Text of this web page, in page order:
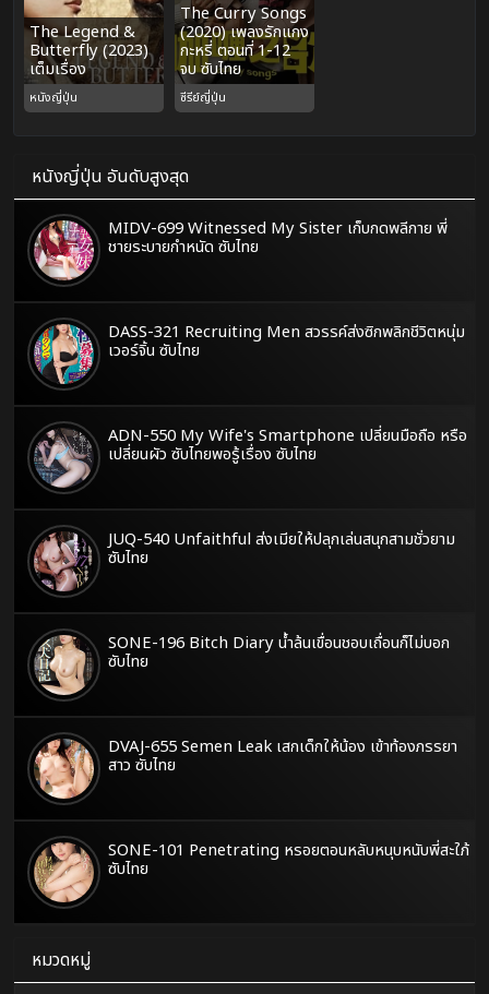
The Legend &
Butterfly (2023)
เต็มเรื่อง
หนังญี่ปุ่น
The Curry Songs
(2020) เพลงรักแกง
กะหรี่ ตอนที่ 1-12
จบ ซับไทย
ซีรีย์ญี่ปุ่น
หนังญี่ปุ่น อันดับสูงสุด
MIDV-699 Witnessed My Sister เก็บกดพลีกาย พี่
ชายระบายกำหนัด ซับไทย
DASS-321 Recruiting Men สวรรค์ส่งซิกพลิกชีวิตหนุ่ม
เวอร์จิ้น ซับไทย
ADN-550 My Wife's Smartphone เปลี่ยนมือถือ หรือ
เปลี่ยนผัว ซับไทยพอรู้เรื่อง ซับไทย
JUQ-540 Unfaithful ส่งเมียให้ปลุกเล่นสนุกสามชั่วยาม
ซับไทย
SONE-196 Bitch Diary น้ำล้นเขื่อนชอบเถื่อนก็ไม่บอก
ซับไทย
DVAJ-655 Semen Leak เสกเด็กให้น้อง เข้าท้องภรรยา
สาว ซับไทย
SONE-101 Penetrating หรอยตอนหลับหนุบหนับพี่สะใภ้
ซับไทย
หมวดหมู่